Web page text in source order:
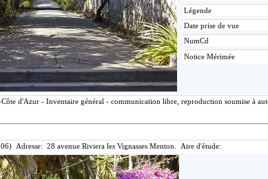
Légende
Date prise de vue
NumCd
Notice Mérimée
d'Azur - Inventaire général - communication libre, reproduction soumise à
Adresse: 28 avenue Riviera les Vignasses Menton. Aire d'étude: